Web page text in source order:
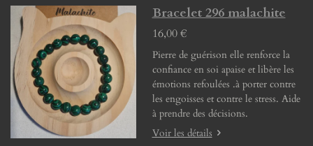
Bracelet 296 malachite
16,00 €
Pierre de guérison elle renforce la
confiance en soi apaise et libère les
émotions refoulées .à porter contre
les engoisses et contre le stress. Aide
à prendre des décisions.
Voir les détails